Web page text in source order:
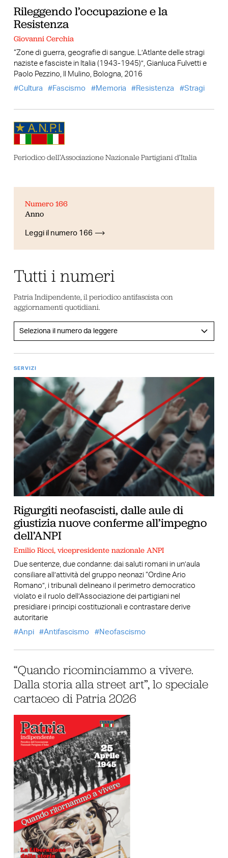
Rileggendo l’occupazione e la
Resistenza
Giovanni Cerchia
“Zone di guerra, geografie di sangue. L’Atlante delle stragi
naziste e fasciste in Italia (1943-1945)”, Gianluca Fulvetti e
Paolo Pezzino, Il Mulino, Bologna, 2016
Cultura
Fascismo Memoria Resistenza Stragi
Periodico dell’Associazione Nazionale Partigiani d’Italia
Numero 166
Anno
Leggi il numero 166
Tutti i numeri
Patria Indipendente, il periodico antifascista con
aggiornamenti quotidiani.
SERVIZI
Rigurgiti neofascisti, dalle aule di
giustizia nuove conferme all’impegno
dell’ANPI
Emilio Ricci, vicepresidente nazionale ANPI
Due sentenze, due condanne: dai saluti romani in un’aula
consiliare all’attività del gruppo neonazi “Ordine Ario
Romano”, i tribunali delineano il perimetro democratico
violato e il ruolo dell’Associazione dei partigiani nel
presidiare i principi costituzionali e contrastare derive
autoritarie
Anpi
Antifascismo Neofascismo
“Quando ricominciammo a vivere.
Dalla storia alla street art”, lo speciale
cartaceo di Patria 2026